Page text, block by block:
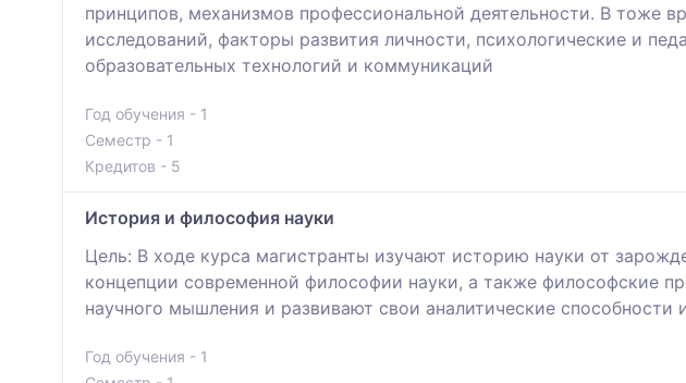
принципов, механизмов профессиональной деятельности. В
исследований, факторы развития личности, психологические и
образовательных технологий и коммуникаций
Год обучения - 1
Семестр - 1
Кредитов - 5
История и философия науки
Цель: В ходе курса магистранты изучают историю науки от
концепции современной философии науки, а также философские
научного мышления и развивают свои аналитические способности
Год обучения - 1